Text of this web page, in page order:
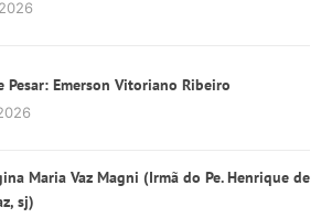
Pesar: Emerson Vitoriano Ribeiro
Maria Vaz Magni (Irmã do Pe. Henrique de
sj)